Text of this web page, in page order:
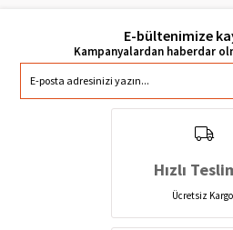
E-bültenimize
Hızlı
Ücretsiz